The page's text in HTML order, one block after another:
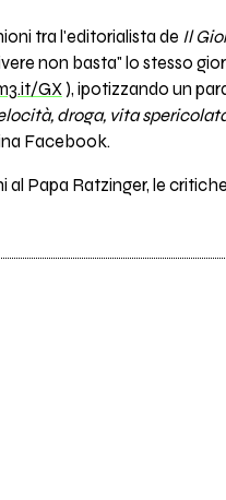
tra l'editorialista de Il
non basta" lo stesso
GX), ipotizzando un
droga, vita
Facebook.
Papa Ratzinger, le